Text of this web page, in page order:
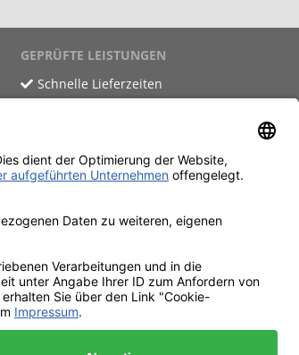
GEPRÜFTE LEISTUNGEN
Schnelle Lieferzeiten
SSL-Verschlüsselung